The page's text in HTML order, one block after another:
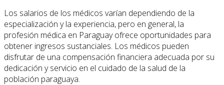
Los salarios de los médicos varían dependiendo de la
especialización y la experiencia, pero en general, la
profesión médica en Paraguay ofrece oportunidades para
obtener ingresos sustanciales. Los médicos pueden
disfrutar de una compensación financiera adecuada por su
dedicación y servicio en el cuidado de la salud de la
población paraguaya.